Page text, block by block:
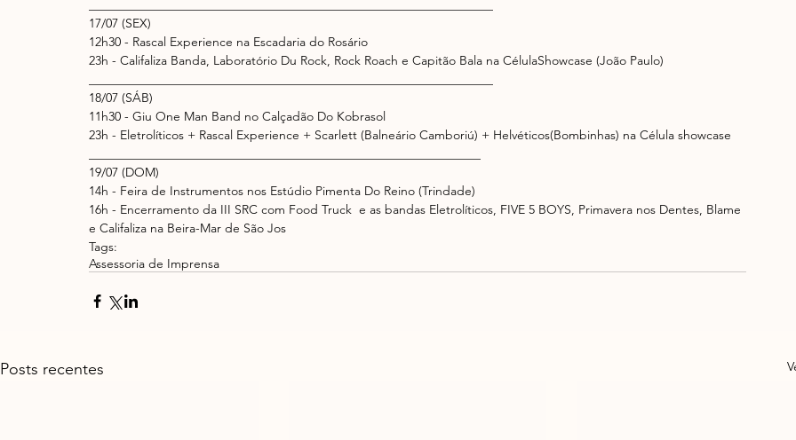
17/07 (SEX)
12h30 - Rascal Experience na Escadaria do Rosário
23h - Califaliza Banda, Laboratório Du Rock, Rock Roach e Capitão Bala na CélulaShowcase (João Paulo)
18/07 (SÁB)
11h30 - Giu One Man Band no Calçadão Do Kobrasol
23h - Eletrolíticos + Rascal Experience + Scarlett (Balneário Camboriú) + Helvéticos(Bombinhas) na Célula showcase
19/07 (DOM)
14h - Feira de Instrumentos nos Estúdio Pimenta Do Reino (Trindade)
16h - Encerramento da III SRC com Food Truck  e as bandas Eletrolíticos, FIVE 5 BOYS, Primavera nos Dentes, Blame
e Califaliza na Beira-Mar de São Jos
Tags:
Assessoria de Imprensa
Posts recentes